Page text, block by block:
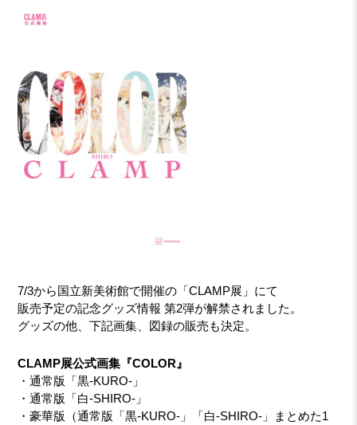
7/3から国立新美術館で開催の「CLAMP展」にて
販売予定の記念グッズ情報 第2弾が解禁されました。
グッズの他、下記画集、図録の販売も決定。
CLAMP展公式画集『COLOR』
・通常版「黒-KURO-」
・通常版「白-SHIRO-」
・豪華版（通常版「黒-KURO-」「白-SHIRO-」まとめた1